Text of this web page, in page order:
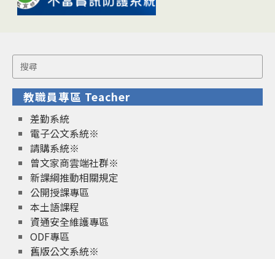
Search
for:
教職員專區 Teacher
差勤系統
電子公文系統※
請購系統※
曾文家商雲端社群※
新課綱推動相關規定
公開授課專區
本土語課程
資通安全維護專區
ODF專區
舊版公文系統※